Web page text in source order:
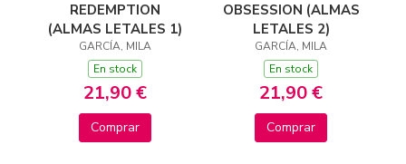
REDEMPTION
(ALMAS LETALES 1)
GARCÍA, MILA
En stock
21,90 €
Comprar
OBSESSION (ALMAS
LETALES 2)
GARCÍA, MILA
En stock
21,90 €
Comprar